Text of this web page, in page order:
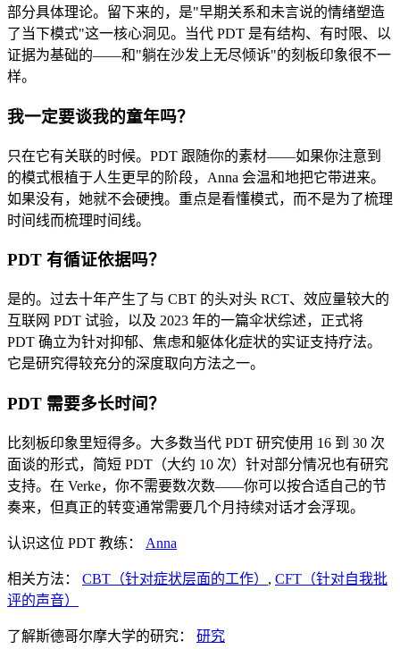
部分具体理论。留下来的，是"早期关系和未言说的情绪塑造
了当下模式"这一核心洞见。当代 PDT 是有结构、有时限、以
证据为基础的——和"躺在沙发上无尽倾诉"的刻板印象很不一
样。
我一定要谈我的童年吗？
只在它有关联的时候。PDT 跟随你的素材——如果你注意到
的模式根植于人生更早的阶段，Anna 会温和地把它带进来。
如果没有，她就不会硬拽。重点是看懂模式，而不是为了梳理
时间线而梳理时间线。
PDT 有循证依据吗？
是的。过去十年产生了与 CBT 的头对头 RCT、效应量较大的
互联网 PDT 试验，以及 2023 年的一篇伞状综述，正式将
PDT 确立为针对抑郁、焦虑和躯体化症状的实证支持疗法。
它是研究得较充分的深度取向方法之一。
PDT 需要多长时间？
比刻板印象里短得多。大多数当代 PDT 研究使用 16 到 30 次
面谈的形式，简短 PDT（大约 10 次）针对部分情况也有研究
支持。在 Verke，你不需要数次数——你可以按合适自己的节
奏来，但真正的转变通常需要几个月持续对话才会浮现。
认识这位 PDT 教练： Anna
相关方法： CBT（针对症状层面的工作） , CFT（针对自我批
评的声音）
了解斯德哥尔摩大学的研究： 研究